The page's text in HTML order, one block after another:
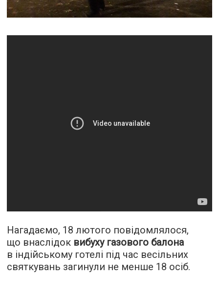
Нагадаємо, 18 лютого повідомлялося,
що внаслідок вибуху газового балона
в індійському готелі під час весільних
святкувань загинули не менше 18 осіб.